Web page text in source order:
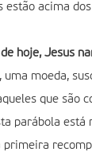
estão acima
de hoje, Jesus
uma moeda,
que são
parábola está
primeira